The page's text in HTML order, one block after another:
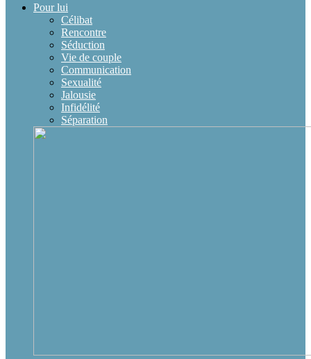
Pour lui
Célibat
Rencontre
Séduction
Vie de couple
Communication
Sexualité
Jalousie
Infidélité
Séparation